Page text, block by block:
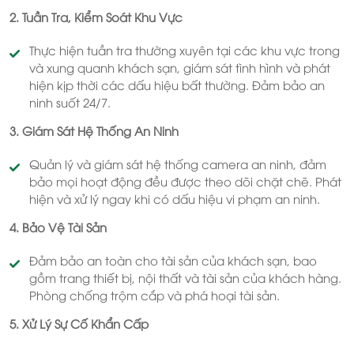
2. Tuần Tra, Kiểm Soát Khu Vực
Thực hiện tuần tra thường xuyên tại các khu vực trong
và xung quanh khách sạn, giám sát tình hình và phát
hiện kịp thời các dấu hiệu bất thường. Đảm bảo an
ninh suốt 24/7.
3. Giám Sát Hệ Thống An Ninh
Quản lý và giám sát hệ thống camera an ninh, đảm
bảo mọi hoạt động đều được theo dõi chặt chẽ. Phát
hiện và xử lý ngay khi có dấu hiệu vi phạm an ninh.
4. Bảo Vệ Tài Sản
Đảm bảo an toàn cho tài sản của khách sạn, bao
gồm trang thiết bị, nội thất và tài sản của khách hàng.
Phòng chống trộm cắp và phá hoại tài sản.
5. Xử Lý Sự Cố Khẩn Cấp